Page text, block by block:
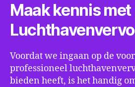
Maak kennis met
Voordat we ingaan op de
professioneel
bieden heeft, is het handig